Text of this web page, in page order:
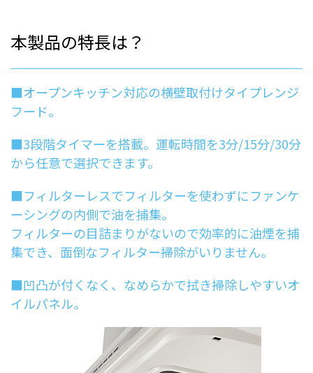
本製品の特長は？
■オープンキッチン対応の横壁取付けタイプレンジ
フード。
■3段階タイマーを搭載。運転時間を3分/15分/30分
から任意で選択できます。
■フィルターレスでフィルターを使わずにファンケ
ーシングの内側で油を捕集。
フィルターの目詰まりがないので効率的に油煙を捕
集でき、面倒なフィルター掃除がいりません。
■凹凸が付くなく、なめらかで拭き掃除しやすいオ
イルパネル。